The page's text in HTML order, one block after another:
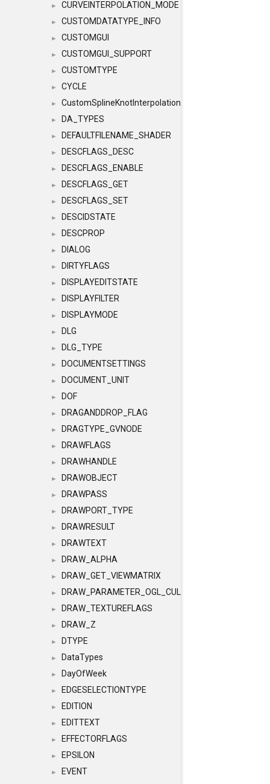
► CURVEINTERPOLATION_MODE
► CUSTOMDATATYPE_INFO
► CUSTOMGUI
► CUSTOMGUI_SUPPORT
► CUSTOMTYPE
► CYCLE
► CustomSplineKnotInterpolation
► DA_TYPES
► DEFAULTFILENAME_SHADER
► DESCFLAGS_DESC
► DESCFLAGS_ENABLE
► DESCFLAGS_GET
► DESCFLAGS_SET
► DESCIDSTATE
► DESCPROP
► DIALOG
► DIRTYFLAGS
► DISPLAYEDITSTATE
► DISPLAYFILTER
► DISPLAYMODE
► DLG
► DLG_TYPE
► DOCUMENTSETTINGS
► DOCUMENT_UNIT
► DOF
► DRAGANDDROP_FLAG
► DRAGTYPE_GVNODE
► DRAWFLAGS
► DRAWHANDLE
► DRAWOBJECT
► DRAWPASS
► DRAWPORT_TYPE
► DRAWRESULT
► DRAWTEXT
► DRAW_ALPHA
► DRAW_GET_VIEWMATRIX
► DRAW_PARAMETER_OGL_CULLING
► DRAW_TEXTUREFLAGS
► DRAW_Z
► DTYPE
► DataTypes
► DayOfWeek
► EDGESELECTIONTYPE
► EDITION
► EDITTEXT
► EFFECTORFLAGS
► EPSILON
►
EVENT